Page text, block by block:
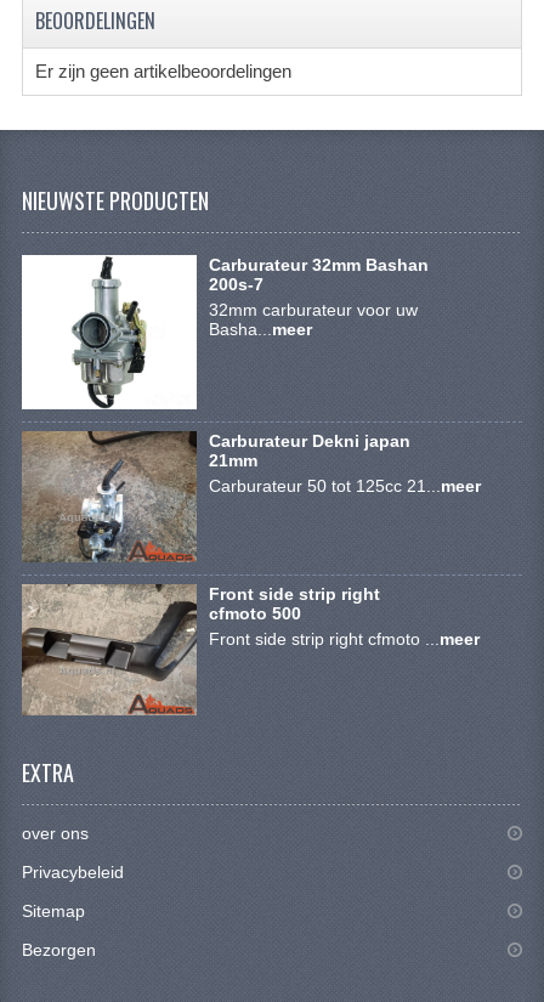
TGB ONDERDELEN
VELGEN & BANDEN
12 INCH VELGEN
6 INCH BANDEN
7 INCH VELGEN
9 INCH VELG
E SCOOTERS
CONTACT
BEOORDELINGEN
Er zijn geen artikelbeoordelingen
NIEUWSTE PRODUCTEN
Carburateur 32mm Bashan
200s-7
32mm carburateur voor uw
Basha... meer
Carburateur Dekni japan
21mm
Carburateur 50 tot 125cc 21... meer
Front side strip right
cfmoto 500
Front side strip right cfmoto ... meer
EXTRA
over ons
Privacybeleid
Sitemap
Bezorgen